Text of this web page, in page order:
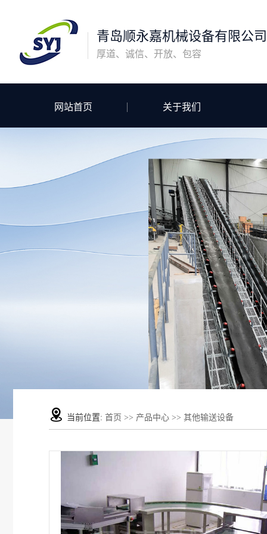
青岛顺永嘉机械设备有限公司
厚道、诚信、开放、包容
网站首页 关于我们
当前位置: 首页 >> 产品中心 >> 其他输送设备